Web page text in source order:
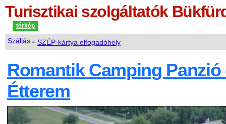
Turisztikai szolgáltatók
térkép
Szállás- SZÉP-kártya elfogadóhely
Romantik Camping Panzió
Étterem